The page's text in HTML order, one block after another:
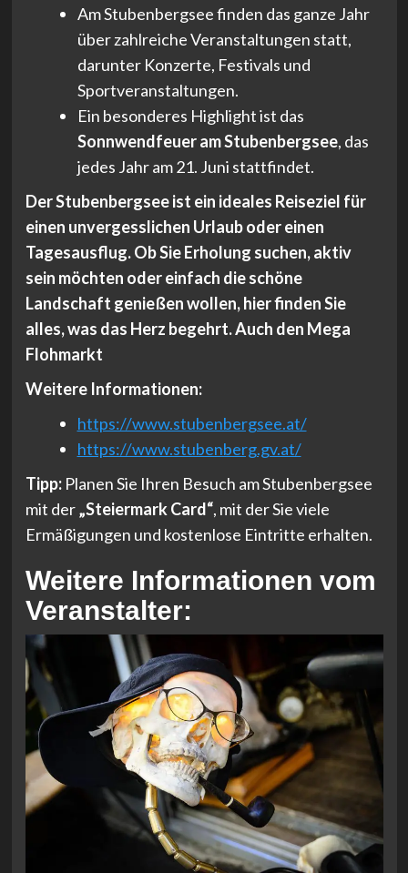
Am Stubenbergsee finden das ganze Jahr
über zahlreiche Veranstaltungen statt,
darunter Konzerte, Festivals und
Sportveranstaltungen.
Ein besonderes Highlight ist das
Sonnwendfeuer am Stubenbergsee, das
jedes Jahr am 21. Juni stattfindet.
Der Stubenbergsee ist ein ideales Reiseziel für
einen unvergesslichen Urlaub oder einen
Tagesausflug. Ob Sie Erholung suchen, aktiv
sein möchten oder einfach die schöne
Landschaft genießen wollen, hier finden Sie
alles, was das Herz begehrt.Auch den Mega
Flohmarkt
Weitere Informationen:
https://www.stubenbergsee.at/
https://www.stubenberg.gv.at/
Tipp:Planen Sie Ihren Besuch am Stubenbergsee
mit der„Steiermark Card“, mit der Sie viele
Ermäßigungen und kostenlose Eintritte erhalten.
Weitere Informationen vom
Veranstalter: